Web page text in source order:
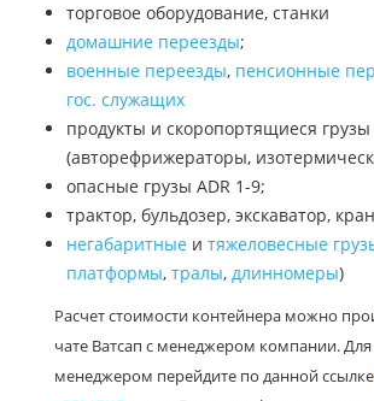
торговое оборудование, станки
домашние переезды;
военные переезды, пенсионные
гос. служащих
продукты и скоропортящиеся грузы
(авторефрижераторы,
опасные грузы ADR 1-9;
трактор, бульдозер, экскаватор, кран
негабаритные и тяжеловесные
платформы, тралы, длинномеры)
Расчет стоимости контейнера можно
чате Ватсап с менеджером компании. Для
менеджером перейдите по данной ссылке